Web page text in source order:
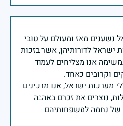
נשענים מאז ומעולם על טובי
ישראל לדורותיהן, אשר בזכות
אנו מצליחים לעמוד
מערכות ישראל, אנו מרכינים
נוצרים את זכרם באהבה
של נחמה למשפחותיהם